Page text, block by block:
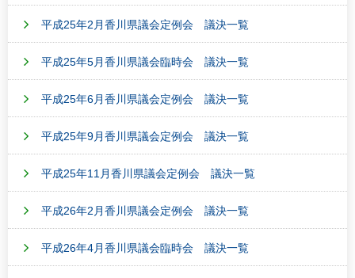
平成25年2月香川県議会定例会 議決一覧
平成25年5月香川県議会臨時会 議決一覧
平成25年6月香川県議会定例会 議決一覧
平成25年9月香川県議会定例会 議決一覧
平成25年11月香川県議会定例会 議決一覧
平成26年2月香川県議会定例会 議決一覧
平成26年4月香川県議会臨時会 議決一覧